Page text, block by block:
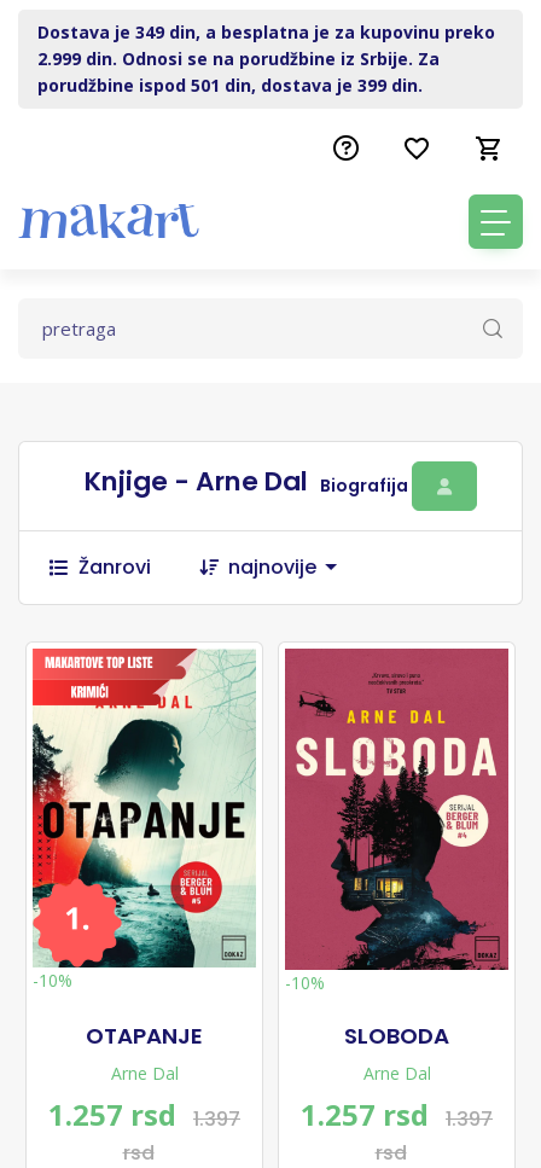
Dostava je 349 din, a besplatna je za kupovinu preko
2.999 din. Odnosi se na porudžbine iz Srbije. Za
porudžbine ispod 501 din, dostava je 399 din.
Knjige - Arne Dal Biografija
Žanrovi najnovije
-10%
OTAPANJE
Arne Dal
1.257 rsd
1.397
rsd
-10%
SLOBODA
Arne Dal
1.257 rsd
1.397
rsd